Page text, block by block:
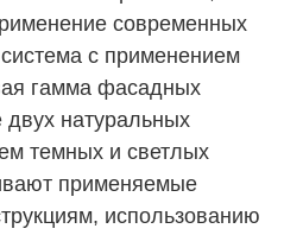
ЗАСТРОЙЩИКАМ
Консалтинг и аналитика
современных
с применением
гамма фасадных
двух натуральных
темных и светлых
применяемые
использованию